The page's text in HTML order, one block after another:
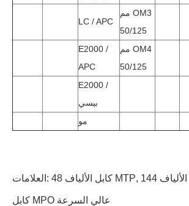
LC / APC
مم OM3
50/125
E2000 /
APC
مم OM4
50/125
E2000 /
بيسي
مو
العلامات: 48 كابل الألياف MTP,
كابل MPO عالي السرعة